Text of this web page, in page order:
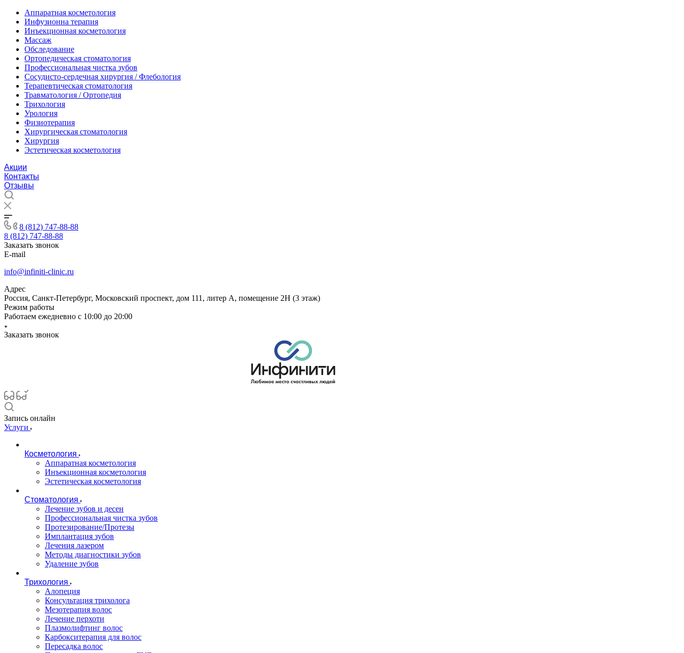
Аппаратная косметология
Инфузионна терапия
Инъекционная косметология
Массаж
Обследование
Ортопедическая стоматология
Профессиональная чистка зубов
Сосудисто-сердечная хирургия / Флебология
Терапевтическая стоматология
Травматология / Ортопедия
Трихология
Урология
Физиотерапия
Хирургическая стоматология
Хирургия
Эстетическая косметология
Акции
Контакты
Отзывы
8 (812) 747-88-88
8 (812) 747-88-88
Заказать звонок
E-mail
info@infiniti-clinic.ru
Адрес
Россия, Санкт-Петербург, Московский проспект, дом 111, литер А, помещение 2Н (3 этаж)
Режим работы
Работаем ежедневно с 10:00 до 20:00
Заказать звонок
Запись онлайн
Услуги
Косметология
Аппаратная косметология
Инъекционная косметология
Эстетическая косметология
Стоматология
Лечение зубов и десен
Профессиональная чистка зубов
Протезирование/Протезы
Имплантация зубов
Лечения лазером
Методы диагностики зубов
Удаление зубов
Трихология
Алопеция
Консультация трихолога
Мезотерапия волос
Лечение перхоти
Плазмолифтинг волос
Карбокситерапия для волос
Пересадка волос